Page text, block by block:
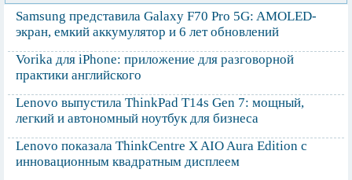
Samsung представила Galaxy F70 Pro 5G: AMOLED-
экран, емкий аккумулятор и 6 лет обновлений
Vorika для iPhone: приложение для разговорной
практики английского
Lenovo выпустила ThinkPad T14s Gen 7: мощный,
легкий и автономный ноутбук для бизнеса
Lenovo показала ThinkCentre X AIO Aura Edition с
инновационным квадратным дисплеем